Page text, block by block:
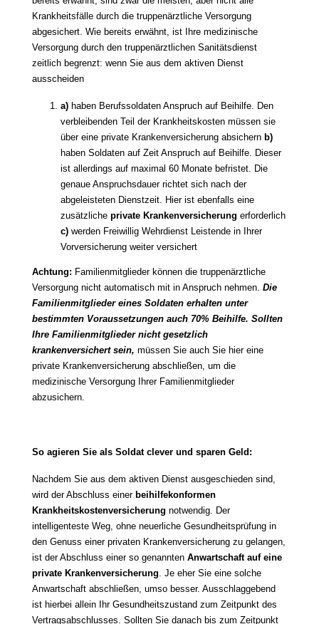
Krankheitsfälle durch die truppenärztliche Versorgung
abgesichert. Wie bereits erwähnt, ist Ihre medizinische
Versorgung durch den truppenärztlichen Sanitätsdienst
zeitlich begrenzt: wenn Sie aus dem aktiven Dienst
ausscheiden
a)haben Berufssoldaten Anspruch auf Beihilfe. Den
verbleibenden Teil der Krankheitskosten müssen sie
über eine private Krankenversicherung absichern b)
haben Soldaten auf Zeit Anspruch auf Beihilfe. Dieser
ist allerdings auf maximal 60 Monate befristet. Die
genaue Anspruchsdauer richtet sich nach der
abgeleisteten Dienstzeit. Hier ist ebenfalls eine
zusätzliche private Krankenversicherung erforderlich
c)werden Freiwillig Wehrdienst Leistende in Ihrer
Vorversicherung weiter versichert
Achtung: Familienmitglieder können die truppenärztliche
Versorgung nicht automatisch mit in Anspruch nehmen. Die
Familienmitglieder eines Soldaten erhalten unter
bestimmten Voraussetzungen auch 70% Beihilfe. Sollten
Ihre Familienmitglieder nicht gesetzlich
krankenversichert sein, müssen Sie auch Sie hier eine
private Krankenversicherung abschließen, um die
medizinische Versorgung Ihrer Familienmitglieder
abzusichern.
So agieren Sie als Soldat clever und sparen Geld:
Nachdem Sie aus dem aktiven Dienst ausgeschieden sind,
wird der Abschluss einer beihilfekonformen
Krankheitskostenversicherung notwendig. Der
intelligenteste Weg, ohne neuerliche Gesundheitsprüfung in
den Genuss einer privaten Krankenversicherung zu gelangen,
ist der Abschluss einer so genannten Anwartschaft auf eine
private Krankenversicherung. Je eher Sie eine solche
Anwartschaft abschließen, umso besser. Ausschlaggebend
ist hierbei allein Ihr Gesundheitszustand zum Zeitpunkt des
Vertragsabschlusses. Sollten Sie danach bis zum Zeitpunkt